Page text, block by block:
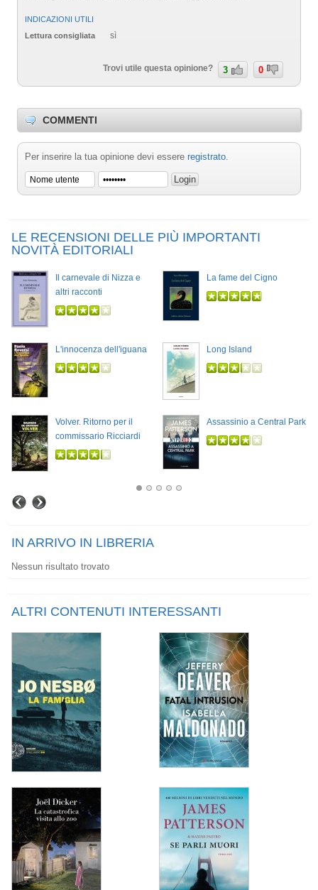
INDICAZIONI UTILI
Lettura consigliata
sì
Trovi utile questa opinione? 3 0
COMMENTI
Per inserire la tua opinione devi essere registrato.
LE RECENSIONI DELLE PIÙ IMPORTANTI
NOVITÀ EDITORIALI
Il carnevale di Nizza e
altri racconti
La fame del Cigno
L'innocenza dell'iguana Long Island
Volver. Ritorno per il
commissario Ricciardi
Assassinio a Central Park
IN ARRIVO IN LIBRERIA
Nessun risultato trovato
ALTRI CONTENUTI INTERESSANTI